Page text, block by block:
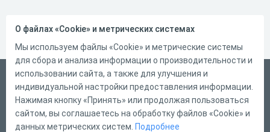
Русский
Справка
Форма обратной связи
О файлах «Cookie» и метрических системах
Мы используем файлы «Cookie» и метрические системы
для сбора и анализа информации о производительности и
использовании сайта, а также для улучшения и
индивидуальной настройки предоставления информации.
Нажимая кнопку «Принять» или продолжая пользоваться
сайтом, вы соглашаетесь на обработку файлов «Cookie» и
данных метрических систем. Подробнее